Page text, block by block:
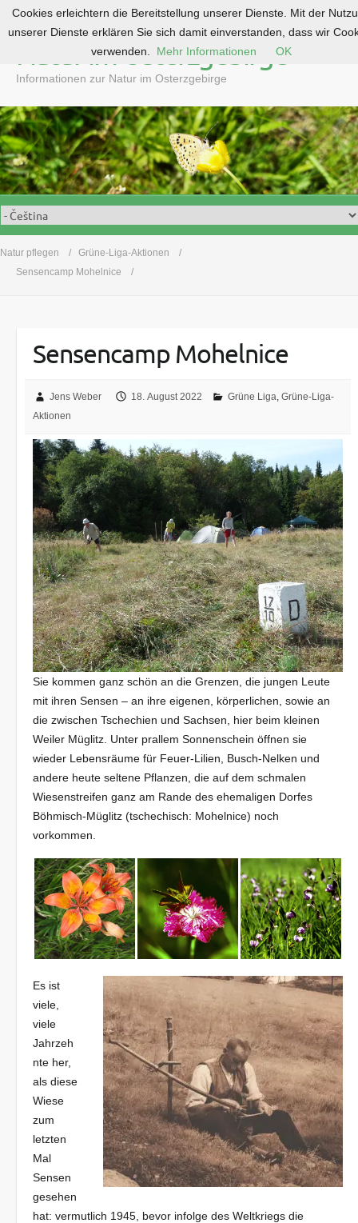
o
c
o
n
t
e
n
Natur im Osterzgebirge
Informationen zur Natur im Osterzgebirge
Natur pflegen
Grüne-Liga-Aktionen
Sensencamp Mohelnice
Sensencamp Mohelnice
Jens Weber 18. August 2022 Grüne Liga,Grüne-Liga-
Aktionen
Sie kommen ganz schön an die Grenzen, die jungen Leute
mit ihren Sensen – an ihre eigenen, körperlichen, sowie an
die zwischen Tschechien und Sachsen, hier beim kleinen
Weiler Müglitz. Unter prallem Sonnenschein öffnen sie
wieder Lebensräume für Feuer-Lilien, Busch-Nelken und
andere heute seltene Pflanzen, die auf dem schmalen
Wiesenstreifen ganz am Rande des ehemaligen Dorfes
Böhmisch-Müglitz (tschechisch: Mohelnice) noch
vorkommen.
Es ist
viele,
viele
Jahrzeh
nte her,
als diese
Wiese
zum
letzten
Mal
Sensen
gesehen
hat: vermutlich 1945, bevor infolge des Weltkriegs die
Cookies erleichtern die Bereitstellung unserer Dienste. Mit der
unserer Dienste erklären Sie sich damit einverstanden, dass wir
verwenden.
Mehr Informationen OK